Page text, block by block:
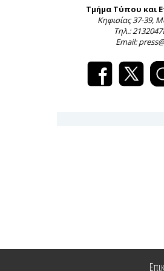
Τμήμα Τύπου και
Κηφισίας 37-39,
Τηλ.:
Email: